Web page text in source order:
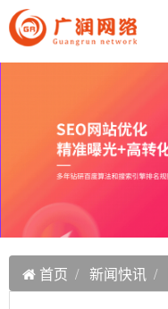
首页 新闻快讯